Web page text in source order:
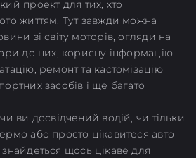
проект для тих, хто
життям. Тут завжди можна
зі світу моторів, огляди на
до них, корисну інформацію
ремонт та кастомізацію
засобів і ще багато
ви досвідчений водій, чи тільки
або просто цікавитеся авто
знайдеться щось цікаве для